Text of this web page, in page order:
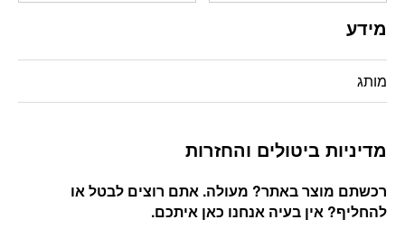
מידע
מותג
מדיניות ביטולים והחזרות
רכשתם מוצר באתר? מעולה. אתם רוצים לבטל או
להחליף? אין בעיה אנחנו כאן איתכם.